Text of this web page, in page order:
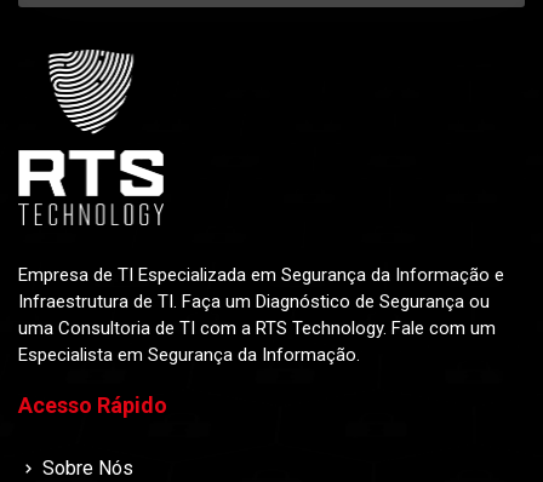
Empresa de TI Especializada em Segurança da Informação e
Infraestrutura de TI. Faça um Diagnóstico de Segurança ou
uma Consultoria de TI com a RTS Technology. Fale com um
Especialista em Segurança da Informação.
Acesso Rápido
Sobre Nós